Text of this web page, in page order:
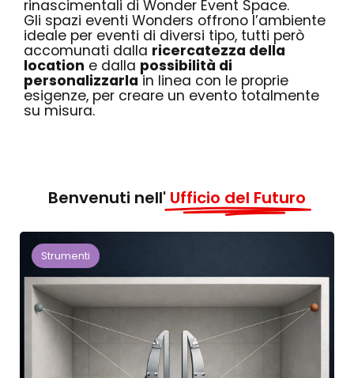
rinascimentali di Wonder Event Space.
Gli spazi eventi Wonders offrono l’ambiente
ideale per eventi di diversi tipo, tutti però
accomunati dalla ricercatezza della
location e dalla possibilità di
personalizzarlain linea con le proprie
esigenze, per creare un evento totalmente
su misura.
Benvenuti nell' Ufficio del Futuro
Strumenti